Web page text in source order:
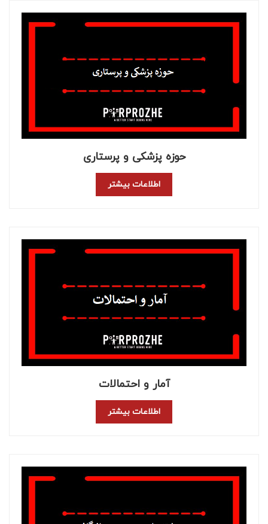
حوزه پزشکی و پرستاری
اطلاعات بیشتر
آمار و احتمالات
اطلاعات بیشتر